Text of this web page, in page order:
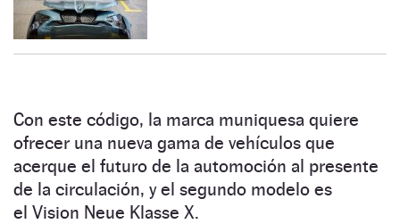
Con este código, la marca muniquesa quiere
ofrecer una nueva gama de vehículos que
acerque el futuro de la automoción al presente
de la circulación, y el segundo modelo es
el Vision Neue Klasse X.